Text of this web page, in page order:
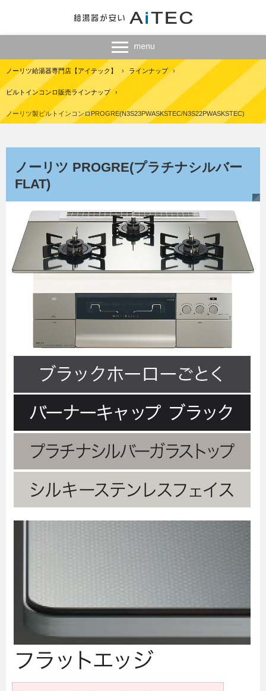
ノーリツ給湯器専門店【アイテック】 › ラインナップ ›
ビルトインコンロ販売ラインナップ ›
ノーリツ製ビルトインコンロPROGRE(N3S23PWASKSTEC/N3S22PWASKSTEC)
ノーリツ PROGRE(プラチナシルバー
FLAT)